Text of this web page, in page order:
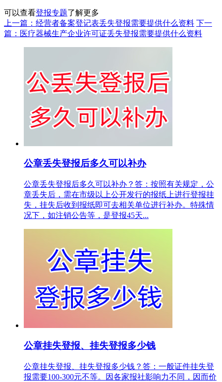
可以查看登报专题了解更多
上一篇：经营者备案登记表丢失登报需要提供什么资料 下一
篇：医疗器械生产企业许可证丢失登报需要提供什么资料
公章丢失登报后多久可以补办
公章丢失登报后多久可以补办？答：按照有关规定，公
章丢失后，需在市级以上公开发行的报纸上进行登报挂
失，挂失后收到报纸即可去相关单位进行补办。特殊情
况下，如注销公告等，是登报45天...
公章挂失登报、挂失登报多少钱
公章挂失登报、挂失登报多少钱？答：一般证件挂失登
报需要100-300元不等。因各家报社影响力不同，因而价